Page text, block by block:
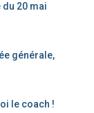
du 20 mai
générale,
le coach !